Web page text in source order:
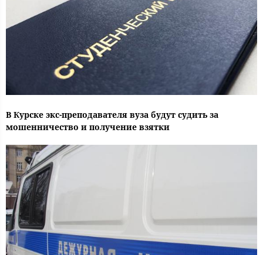
В Курске экс-преподавателя вуза будут судить за
мошенничество и получение взятки